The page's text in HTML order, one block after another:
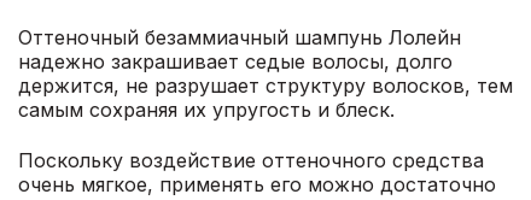
Оттеночный безаммиачный шампунь Лолейн
надежно закрашивает седые волосы, долго
держится, не разрушает структуру волосков, тем
самым сохраняя их упругость и блеск.
Поскольку воздействие оттеночного средства
очень мягкое, применять его можно достаточно